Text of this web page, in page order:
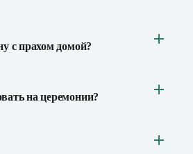
с прахом домой?
на церемонии?